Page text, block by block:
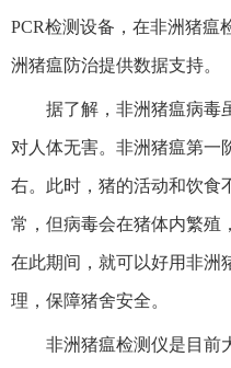
PCR检测设备，在非洲猪瘟
洲猪瘟防治提供数据支持。
据了解，非洲猪瘟病毒
对人体无害。非洲猪瘟第一
右。此时，猪的活动和饮食
常，但病毒会在猪体内繁殖
在此期间，就可以好用非洲
理，保障猪舍安全。
非洲猪瘟检测仪是目前